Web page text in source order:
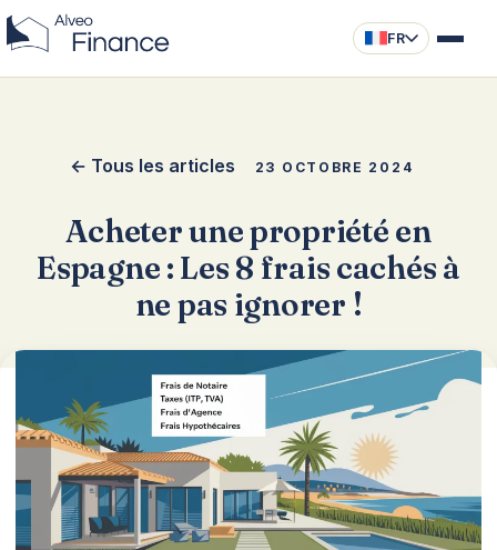
FR
← Tous les articles 23 OCTOBRE 2024
Acheter une propriété en
Espagne : Les 8 frais cachés à
ne pas ignorer !